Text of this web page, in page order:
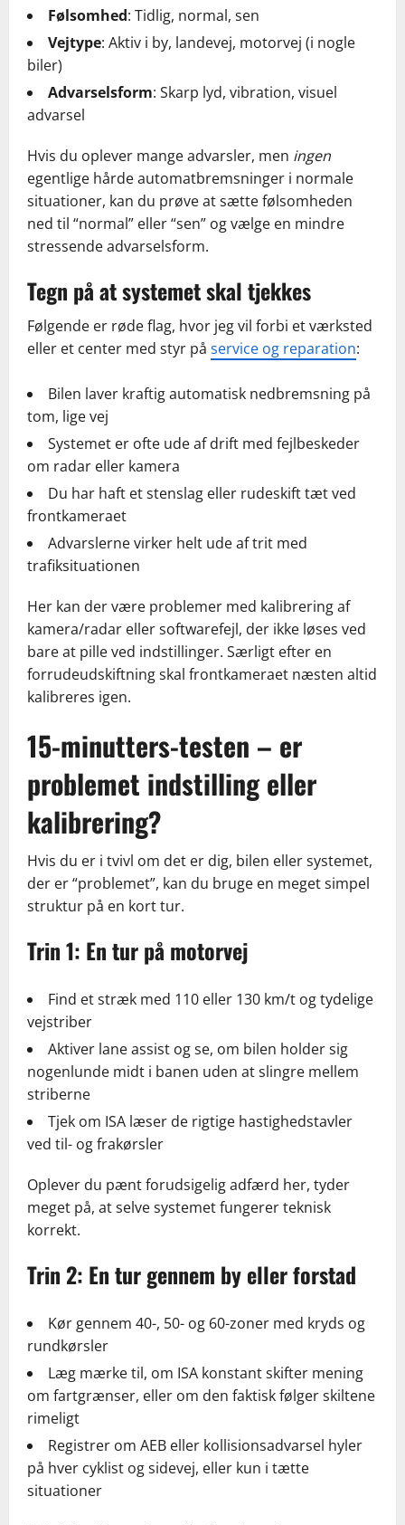
Følsomhed: Tidlig, normal, sen
Vejtype: Aktiv i by, landevej, motorvej (i nogle
biler)
Advarselsform: Skarp lyd, vibration, visuel
advarsel
Hvis du oplever mange advarsler, men ingen
egentlige hårde automatbremsninger i normale
situationer, kan du prøve at sætte følsomheden
ned til “normal” eller “sen” og vælge en mindre
stressende advarselsform.
Tegn på at systemet skal tjekkes
Følgende er røde flag, hvor jeg vil forbi et værksted
eller et center med styr på service og reparation:
Bilen laver kraftig automatisk nedbremsning på
tom, lige vej
Systemet er ofte ude af drift med fejlbeskeder
om radar eller kamera
Du har haft et stenslag eller rudeskift tæt ved
frontkameraet
Advarslerne virker helt ude af trit med
trafiksituationen
Her kan der være problemer med kalibrering af
kamera/radar eller softwarefejl, der ikke løses ved
bare at pille ved indstillinger. Særligt efter en
forrudeudskiftning skal frontkameraet næsten altid
kalibreres igen.
15-minutters-testen – er
problemet indstilling eller
kalibrering?
Hvis du er i tvivl om det er dig, bilen eller systemet,
der er “problemet”, kan du bruge en meget simpel
struktur på en kort tur.
Trin 1: En tur på motorvej
Find et stræk med 110 eller 130 km/t og tydelige
vejstriber
Aktiver lane assist og se, om bilen holder sig
nogenlunde midt i banen uden at slingre mellem
striberne
Tjek om ISA læser de rigtige hastighedstavler
ved til- og frakørsler
Oplever du pænt forudsigelig adfærd her, tyder
meget på, at selve systemet fungerer teknisk
korrekt.
Trin 2: En tur gennem by eller forstad
Kør gennem 40-, 50- og 60-zoner med kryds og
rundkørsler
Læg mærke til, om ISA konstant skifter mening
om fartgrænser, eller om den faktisk følger skiltene
rimeligt
Registrer om AEB eller kollisionsadvarsel hyler
på hver cyklist og sidevej, eller kun i tætte
situationer